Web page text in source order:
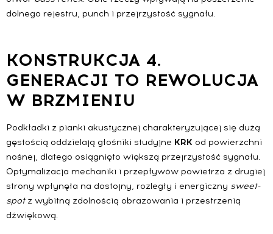
dolnego rejestru, punch i przejrzystość sygnału.
KONSTRUKCJA 4.
GENERACJI TO REWOLUCJA
W BRZMIENIU
Podkładki z pianki akustycznej charakteryzującej się dużą
gęstością oddzielają głośniki studyjne KRK od powierzchni
nośnej, dlatego osiągnięto większą przejrzystość sygnału.
Optymalizacja mechaniki i przepływów powietrza z drugiej
strony wpłynęła na dostojny, rozległy i energiczny sweet-
spotz wybitną zdolnością obrazowania i przestrzenią
dźwiękową.